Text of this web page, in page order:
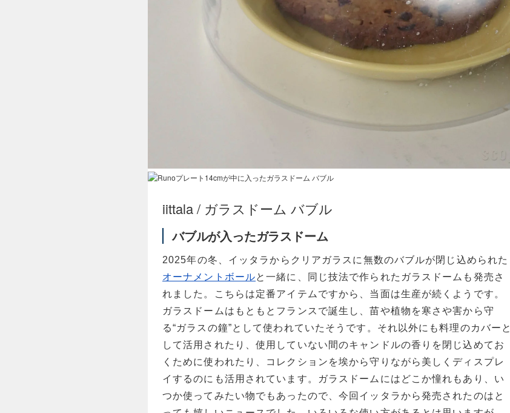
iittala / ガラスドーム バブル
バブルが入ったガラスドーム
2025年の冬、イッタラからクリアガラスに無数のバブルが閉じ込められた
オーナメントボールと一緒に、同じ技法で作られたガラスドームも発売さ
れました。こちらは定番アイテムですから、当面は生産が続くようです。
ガラスドームはもともとフランスで誕生し、苗や植物を寒さや害から守
る“ガラスの鐘”として使われていたそうです。それ以外にも料理のカバーと
して活用されたり、使用していない間のキャンドルの香りを閉じ込めてお
くために使われたり、コレクションを埃から守りながら美しくディスプレ
イするのにも活用されています。ガラスドームにはどこか憧れもあり、い
つか使ってみたい物でもあったので、今回イッタラから発売されたのはと